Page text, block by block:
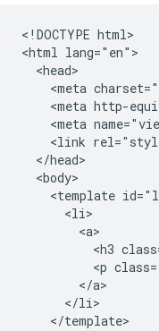
<!DOCTYPE html>
<html lang="en">
  <head>
<meta
<meta http-
<meta
<link
  </head>
  <body>
<template
      <li>
        <a>
<h3
<p
        </a>
      </li>
    </template>